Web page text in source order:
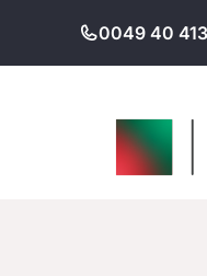
springen
0049 40